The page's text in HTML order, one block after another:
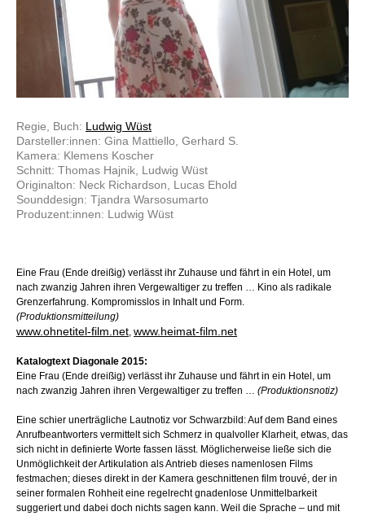
Regie, Buch: Ludwig Wüst
Darsteller:innen: Gina Mattiello, Gerhard S.
Kamera: Klemens Koscher
Schnitt: Thomas Hajnik, Ludwig Wüst
Originalton: Neck Richardson, Lucas Ehold
Sounddesign: Tjandra Warsosumarto
Produzent:innen: Ludwig Wüst
Eine Frau (Ende dreißig) verlässt ihr Zuhause und fährt in ein Hotel, um
nach zwanzig Jahren ihren Vergewaltiger zu treffen … Kino als radikale
Grenzerfahrung. Kompromisslos in Inhalt und Form.
(Produktionsmitteilung)
www.ohnetitel-film.net, www.heimat-film.net
Katalogtext Diagonale 2015:
Eine Frau (Ende dreißig) verlässt ihr Zuhause und fährt in ein Hotel, um
nach zwanzig Jahren ihren Vergewaltiger zu treffen … (Produktionsnotiz)
Eine schier unerträgliche Lautnotiz vor Schwarzbild: Auf dem Band eines
Anrufbeantworters vermittelt sich Schmerz in qualvoller Klarheit, etwas, das
sich nicht in definierte Worte fassen lässt. Möglicherweise ließe sich die
Unmöglichkeit der Artikulation als Antrieb dieses namenlosen Films
festmachen; dieses direkt in der Kamera geschnittenen film trouvé, der in
seiner formalen Rohheit eine regelrecht gnadenlose Unmittelbarkeit
suggeriert und dabei doch nichts sagen kann. Weil die Sprache – und mit